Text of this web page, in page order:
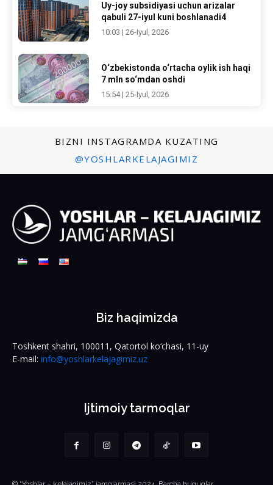
Uy-joy subsidiyasi uchun arizalar
qabuli 27-iyul kuni boshlanadi4
10:03 | 26-Iyul, 2026
O‘zbekistonda o‘rtacha oylik ish haqi
7 mln so‘mdan oshdi
15:54 | 25-Iyul, 2026
BIZNI INSTAGRAMDA KUZATING
@YOSHLARKELAJAGIMIZ
Biz haqimizda
Toshkent shahri, 100011, Qatortol ko‘chasi, 11-uy
E-mail: info@yoshlarkelajagimiz.uz
Ijtimoiy tarmoqlar